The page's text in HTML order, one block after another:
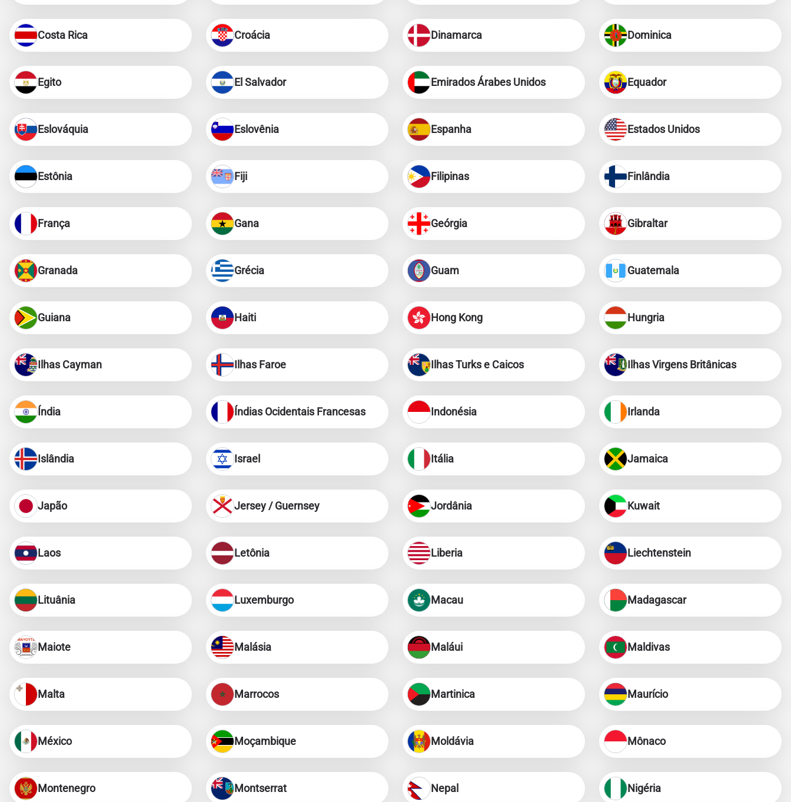
Costa Rica Croácia Dinamarca Dominica
Egito El Salvador Emirados Árabes Unidos Equador
Eslováquia Eslovênia Espanha Estados Unidos
Estônia Fiji Filipinas Finlândia
França Gana Geórgia Gibraltar
Granada Grécia Guam Guatemala
Guiana Haiti Hong Kong Hungria
Ilhas Cayman Ilhas Faroe Ilhas Turks e Caicos Ilhas Virgens Britânicas
Índia Índias Ocidentais Francesas Indonésia Irlanda
Islândia Israel Itália Jamaica
Japão Jersey / Guernsey Jordânia Kuwait
Laos Letônia Liberia Liechtenstein
Lituânia Luxemburgo Macau Madagascar
Maiote Malásia Maláui Maldivas
Malta Marrocos Martinica Maurício
México Moçambique Moldávia Mônaco
Montenegro Montserrat Nepal Nigéria
Fechar pop-up
Entrar ou criar conta